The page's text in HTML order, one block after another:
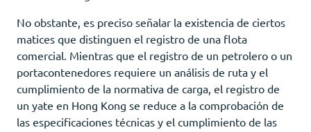
No obstante, es preciso señalar la existencia de ciertos
matices que distinguen el registro de una flota
comercial. Mientras que el registro de un petrolero o un
portacontenedores requiere un análisis de ruta y el
cumplimiento de la normativa de carga, el registro de
un yate en Hong Kong se reduce a la comprobación de
las especificaciones técnicas y el cumplimiento de las